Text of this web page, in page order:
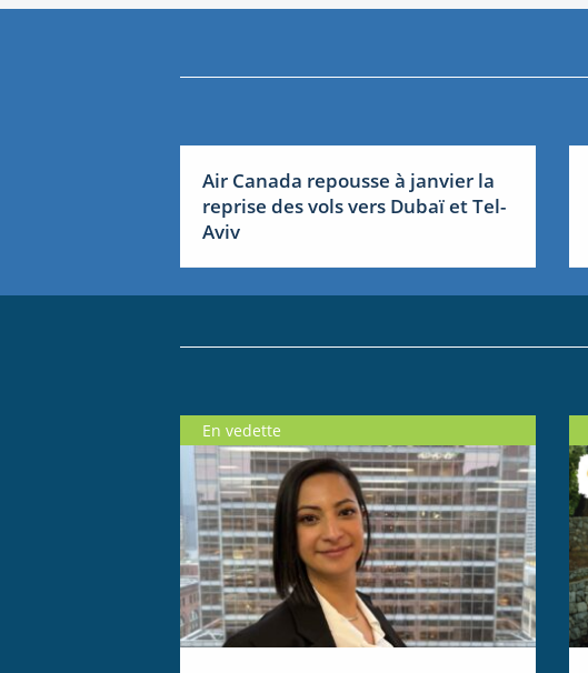
Air Canada repousse à janvier la
reprise des vols vers Dubaï et Tel-
Aviv
En vedette